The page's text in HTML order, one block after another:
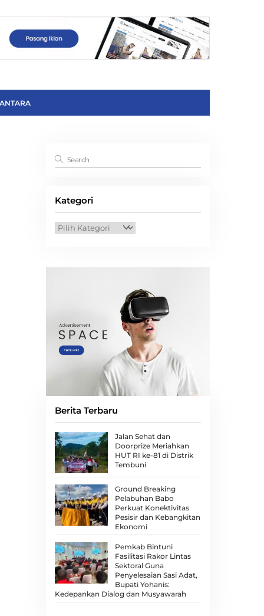
Kategori
Kategori
Berita Terbaru
Jalan Sehat dan
Doorprize Meriahkan
HUT RI ke-81 di Distrik
Tembuni
Ground Breaking
Pelabuhan Babo
Perkuat Konektivitas
Pesisir dan Kebangkitan
Ekonomi
Pemkab Bintuni
Fasilitasi Rakor Lintas
Sektoral Guna
Penyelesaian Sasi Adat,
Bupati Yohanis:
Kedepankan Dialog dan Musyawarah